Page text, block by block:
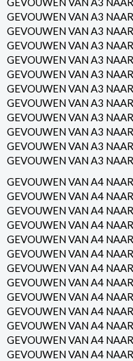
GEVOUWEN VAN A3
GEVOUWEN VAN A3
GEVOUWEN VAN A3
GEVOUWEN VAN A3
GEVOUWEN VAN A3
GEVOUWEN VAN A3
GEVOUWEN VAN A3
GEVOUWEN VAN A3
GEVOUWEN VAN A3
GEVOUWEN VAN A3
GEVOUWEN VAN A3
GEVOUWEN VAN A4
GEVOUWEN VAN A4
GEVOUWEN VAN A4
GEVOUWEN VAN A4
GEVOUWEN VAN A4
GEVOUWEN VAN A4
GEVOUWEN VAN A4
GEVOUWEN VAN A4
GEVOUWEN VAN A4
GEVOUWEN VAN A4
GEVOUWEN VAN A4
GEVOUWEN VAN A4
GEVOUWEN VAN A4